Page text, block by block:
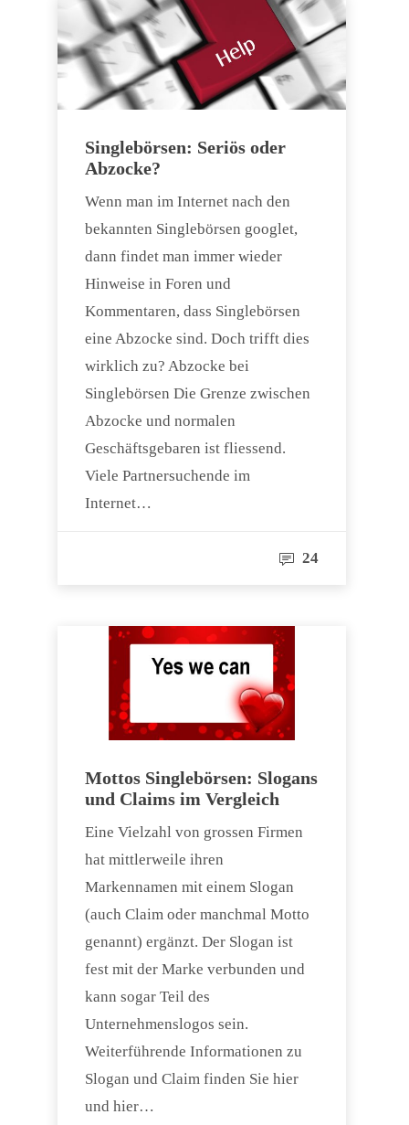
Singlebörsen: Seriös oder
Abzocke?
Wenn man im Internet nach den
bekannten Singlebörsen googlet,
dann findet man immer wieder
Hinweise in Foren und
Kommentaren, dass Singlebörsen
eine Abzocke sind. Doch trifft dies
wirklich zu? Abzocke bei
Singlebörsen Die Grenze zwischen
Abzocke und normalen
Geschäftsgebaren ist fliessend.
Viele Partnersuchende im
Internet…
24
Mottos Singlebörsen: Slogans
und Claims im Vergleich
Eine Vielzahl von grossen Firmen
hat mittlerweile ihren
Markennamen mit einem Slogan
(auch Claim oder manchmal Motto
genannt) ergänzt. Der Slogan ist
fest mit der Marke verbunden und
kann sogar Teil des
Unternehmenslogos sein.
Weiterführende Informationen zu
Slogan und Claim finden Sie hier
und hier…